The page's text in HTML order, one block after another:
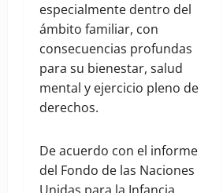
especialmente dentro del
ámbito familiar, con
consecuencias profundas
para su bienestar, salud
mental y ejercicio pleno de
derechos.
De acuerdo con el informe
del Fondo de las Naciones